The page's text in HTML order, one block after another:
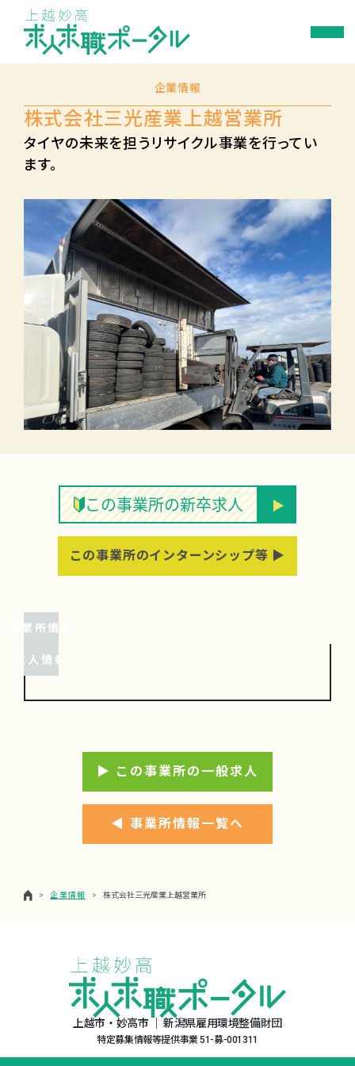
企業情報
株式会社三光産業上越営業所
タイヤの未来を担うリサイクル事業を行ってい
ます。
この事業所の新卒求人
この事業所のインターンシップ等 ▶
事業所情報
求人情報
▶ この事業所の一般求人
◀ 事業所情報一覧へ
企業情報 株式会社三光産業上越営業所
上越市・妙高市 ｜ 新潟県雇用環境整備財団
特定募集情報等提供事業 51-募-001311